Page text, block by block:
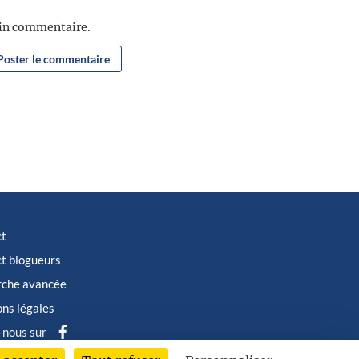
commentaire.
blogueurs
avancée
légales
sur